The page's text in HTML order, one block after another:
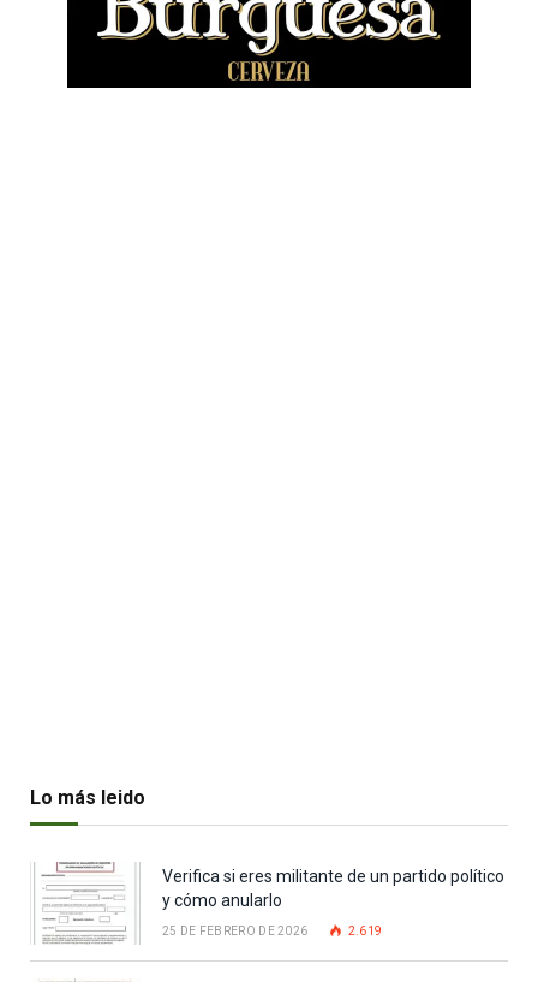
Lo más leido
Verifica si eres militante de un partido político
y cómo anularlo
25 DE FEBRERO DE 2026 2.619